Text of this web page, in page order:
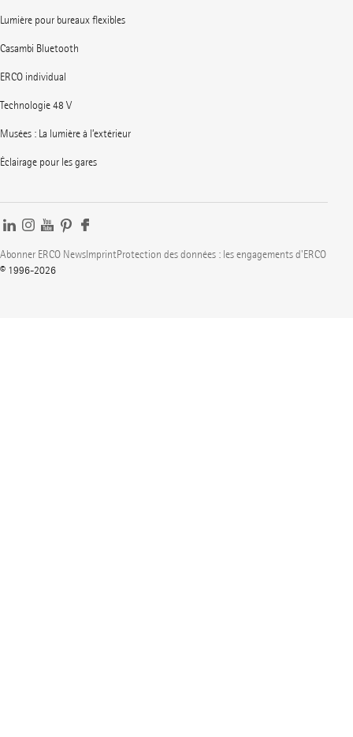
Lumière pour bureaux flexibles
Casambi Bluetooth
ERCO individual
Technologie 48 V
Musées : La lumière à l’extérieur
Éclairage pour les gares
Abonner ERCO NewsImprintProtection des données : les engagements d'ERCO
© 1996-2026